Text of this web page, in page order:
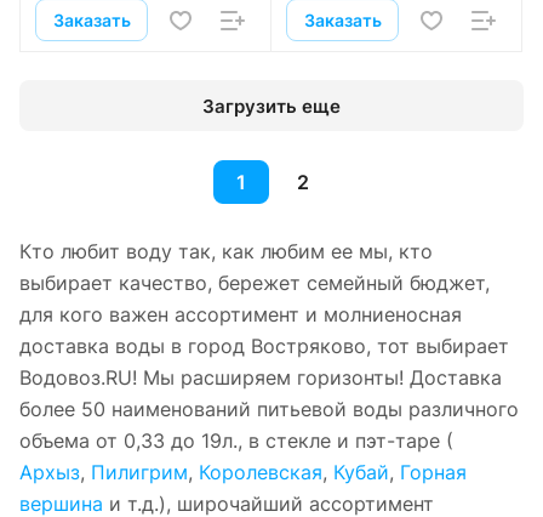
Заказать Заказать
Загрузить еще
1 2
Кто любит воду так, как любим ее мы, кто
выбирает качество, бережет семейный бюджет,
для кого важен ассортимент и молниеносная
доставка воды в город Востряково, тот выбирает
Водовоз.RU! Мы расширяем горизонты! Доставка
более 50 наименований питьевой воды различного
объема от 0,33 до 19л., в стекле и пэт-таре (
Архыз, Пилигрим, Королевская, Кубай, Горная
вершина и т.д.), широчайший ассортимент